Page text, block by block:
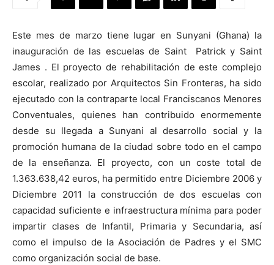
Este mes de marzo tiene lugar en Sunyani (Ghana) la
inauguración de las escuelas de Saint Patrick y Saint
James . El proyecto de rehabilitación de este complejo
escolar, realizado por Arquitectos Sin Fronteras, ha sido
ejecutado con la contraparte local Franciscanos Menores
Conventuales, quienes han contribuido enormemente
desde su llegada a Sunyani al desarrollo social y la
promoción humana de la ciudad sobre todo en el campo
de la enseñanza. El proyecto, con un coste total de
1.363.638,42 euros, ha permitido entre Diciembre 2006 y
Diciembre 2011 la construcción de dos escuelas con
capacidad suficiente e infraestructura mínima para poder
impartir clases de Infantil, Primaria y Secundaria, así
como el impulso de la Asociación de Padres y el SMC
como organización social de base.